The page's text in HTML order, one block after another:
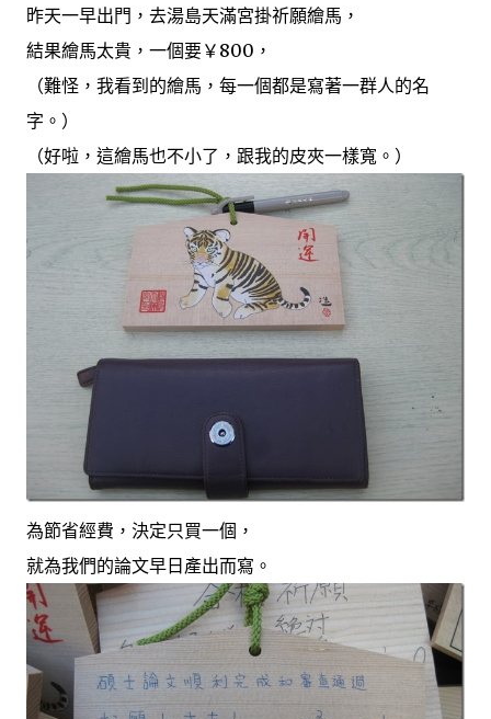
昨天一早出門，去湯島天滿宮掛祈願繪馬，
結果繪馬太貴，一個要￥800，
（難怪，我看到的繪馬，每一個都是寫著一群人的名
字。）
（好啦，這繪馬也不小了，跟我的皮夾一樣寬。）
為節省經費，決定只買一個，
就為我們的論文早日產出而寫。